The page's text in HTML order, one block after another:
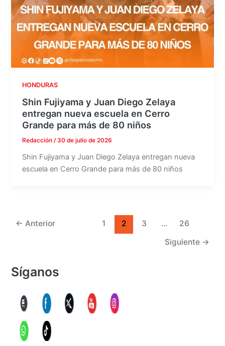
HONDURAS
Shin Fujiyama y Juan Diego Zelaya
entregan nueva escuela en Cerro
Grande para más de 80 niños
Redacción/ 30 de julio de 2026
Shin Fujiyama y Juan Diego Zelaya entregan nueva
escuela en Cerro Grande para más de 80 niños
← Anterior 1 2 3 …
26
Siguiente →
Síganos